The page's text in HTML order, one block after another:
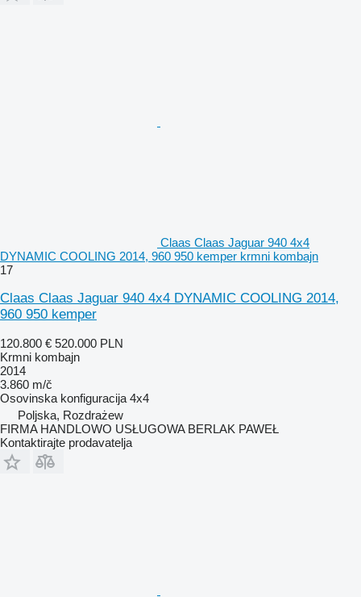
Claas Claas Jaguar 940 4x4
DYNAMIC COOLING 2014, 960 950 kemper krmni kombajn
17
Claas Claas Jaguar 940 4x4 DYNAMIC COOLING 2014,
960 950 kemper
120.800 € 520.000 PLN
Krmni kombajn
2014
3.860 m/č
Osovinska konfiguracija 4x4
Poljska, Rozdrażew
FIRMA HANDLOWO USŁUGOWA BERLAK PAWEŁ
Kontaktirajte prodavatelja